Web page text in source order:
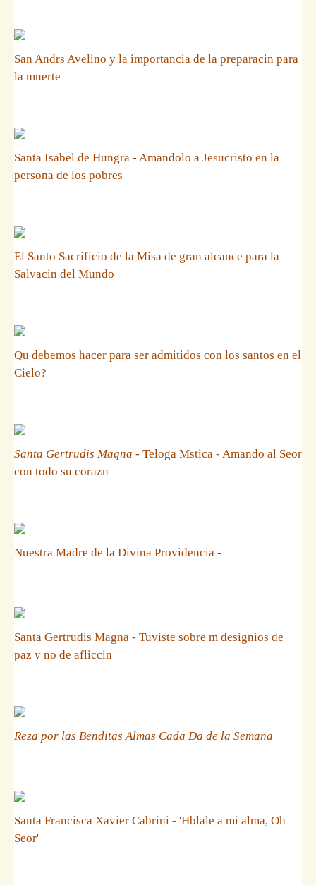
San Andrs Avelino y la importancia de la preparacin para
la muerte
Santa Isabel de Hungra - Amandolo a Jesucristo en la
persona de los pobres
El Santo Sacrificio de la Misa de gran alcance para la
Salvacin del Mundo
Qu debemos hacer para ser admitidos con los santos en el
Cielo?
Santa Gertrudis Magna - Teloga Mstica - Amando al Seor
con todo su corazn
Nuestra Madre de la Divina Providencia -
Santa Gertrudis Magna - Tuviste sobre m designios de
paz y no de afliccin
Reza por las Benditas Almas Cada Da de la Semana
Santa Francisca Xavier Cabrini - 'Hblale a mi alma, Oh
Seor'